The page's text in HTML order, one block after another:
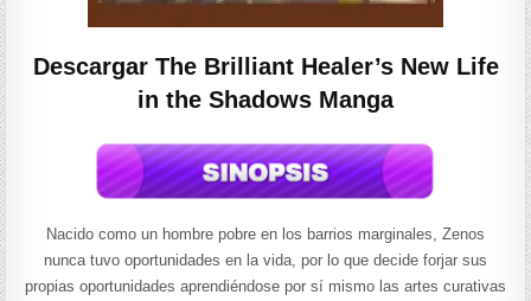
Descargar The Brilliant Healer’s New Life
in the Shadows Manga
Nacido como un hombre pobre en los barrios marginales, Zenos
nunca tuvo oportunidades en la vida, por lo que decide forjar sus
propias oportunidades aprendiéndose por sí mismo las artes curativas